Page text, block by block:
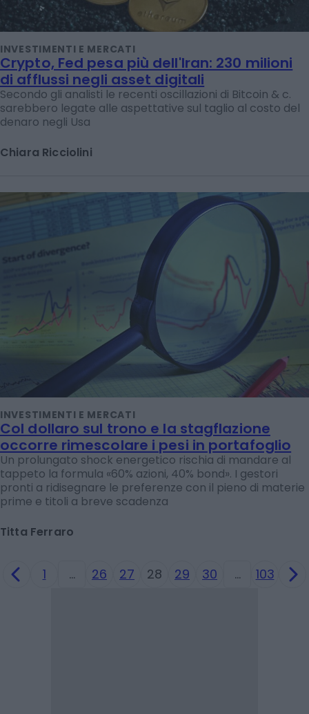
INVESTIMENTI E MERCATI
Crypto, Fed pesa più dell'Iran: 230 milioni
di afflussi negli asset digitali
Secondo gli analisti le recenti oscillazioni di Bitcoin & c.
sarebbero legate alle aspettative sul taglio al costo del
denaro negli Usa
Chiara Ricciolini
INVESTIMENTI E MERCATI
Col dollaro sul trono e la stagflazione
occorre rimescolare i pesi in portafoglio
Un prolungato shock energetico rischia di mandare al
tappeto la formula «60% azioni, 40% bond». I gestori
pronti a ridisegnare le preferenze con il pieno di materie
prime e titoli a breve scadenza
Titta Ferraro
1 … 26 27 28 29 30 … 103